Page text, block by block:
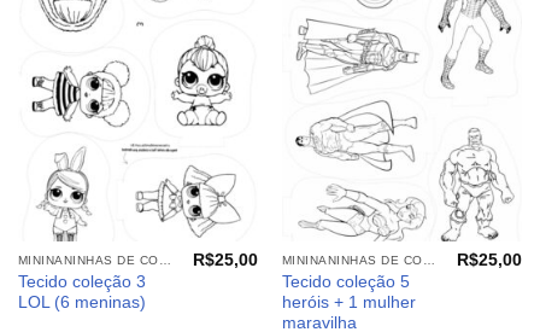
meus
desejos
Tecido coleção 3
LOL (6 meninas)
R$25,00
Adicionar
aos
meus
desejos
Tecido coleção 5
heróis + 1 mulher
maravilha
R$25,00